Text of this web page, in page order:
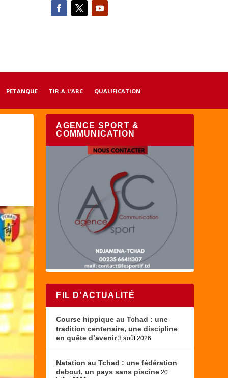
PETANQUE TIR-A-L’ARC QUALIFICATION
AGENCE SPORT &
COMMUNICATION
FIL D’ACTUALITÉ
Course hippique au Tchad : une
tradition centenaire, une discipline
en quête d’avenir 3 août 2026
Natation au Tchad : une fédération
debout, un pays sans piscine 20